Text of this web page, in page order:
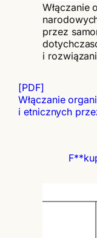
Włączanie
przez
i
[PDF]
Włączanie
i etnicznych